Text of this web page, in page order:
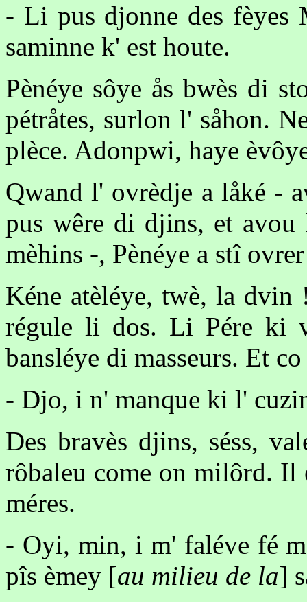
- Li pus djonne des
saminne k' est houte.
Pènéye sôye ås bwès di
pétråtes, surlon l' såhon.
plèce. Adonpwi, haye
Qwand l' ovrèdje a låké -
pus wêre di djins, et avou
mèhins -, Pènéye a stî
Kéne atèléye, twè, la
régule li dos. Li Pére ki
bansléye di masseurs. Et
- Djo, i n' manque ki l'
Des bravès djins, séss,
rôbaleu come on milôrd. Il
méres.
- Oyi, min, i m' faléve fé
pîs èmey [au milieu de la]